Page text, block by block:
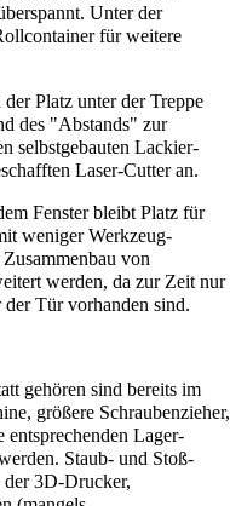
Unter der
für weitere
Platz unter der Treppe
des "Abstands" zur
selbstgebauten Lackier-
Laser-Cutter an.
Fenster bleibt Platz für
weniger Werkzeug-
von
werden, da zur Zeit nur
Tür vorhanden sind.
gehören sind bereits im
größere Schraubenzieher,
entsprechenden Lager-
Staub- und Stoß-
3D-Drucker,